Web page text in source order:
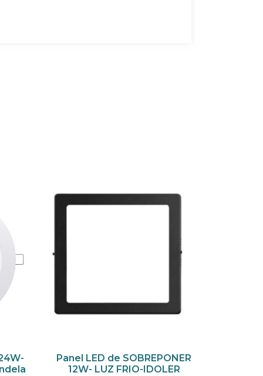
Panel LED de SOBREPONER
12W- LUZ FRIO-IDOLER